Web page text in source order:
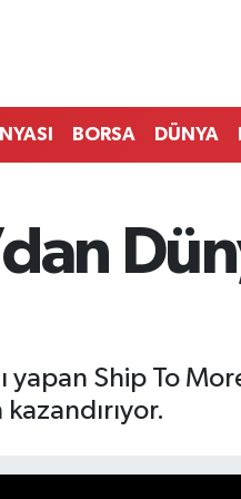
BORSA DÜNYA
yapan Ship To